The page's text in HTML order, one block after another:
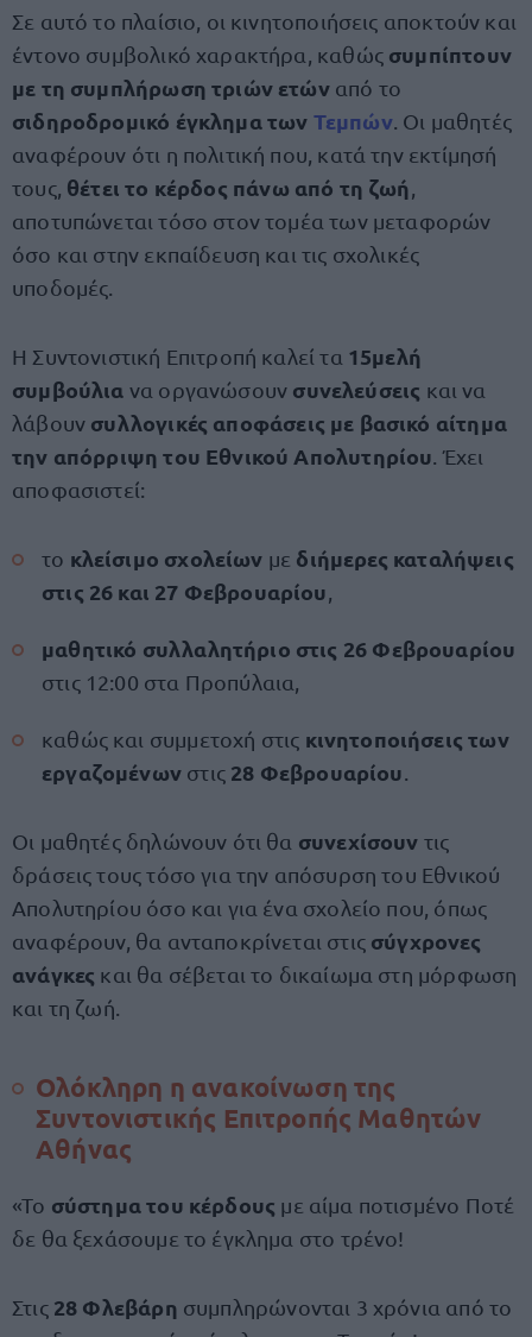
Σε αυτό το πλαίσιο, οι κινητοποιήσεις αποκτούν και
έντονο συμβολικό χαρακτήρα, καθώς συμπίπτουν
με τη συμπλήρωση τριών ετώναπό το
σιδηροδρομικό έγκλημα των Τεμπών. Οι μαθητές
αναφέρουν ότι η πολιτική που, κατά την εκτίμησή
τους, θέτει το κέρδος πάνω από τη ζωή
αποτυπώνεται τόσο στον τομέα των μεταφορών
όσο και στην εκπαίδευση και τις σχολικές
υποδομές.
Η Συντονιστική Επιτροπή καλεί τα 15μελή
συμβούλια να οργανώσουν συνελεύσεις και να
λάβουν συλλογικές αποφάσεις με βασικό αίτημα
την απόρριψη του Εθνικού Απολυτηρίου . Έχει
αποφασιστεί:
το κλείσιμο σχολείων με διήμερες καταλήψεις
στις 26 και 27 Φεβρουαρίου
μαθητικό συλλαλητήριο στις 26 Φεβρουαρίου
στις 12:00 στα Προπύλαια,
καθώς και συμμετοχή στις κινητοποιήσεις των
εργαζομένωνστις 28 Φεβρουαρίου
Οι μαθητές δηλώνουν ότι θα συνεχίσουν τις
δράσεις τους τόσο για την απόσυρση του Εθνικού
Απολυτηρίου όσο και για ένα σχολείο που, όπως
αναφέρουν, θα ανταποκρίνεται στις σύγχρονες
ανάγκες και θα σέβεται το δικαίωμα στη μόρφωση
και τη ζωή.
Ολόκληρη η ανακοίνωση της
Συντονιστικής Επιτροπής Μαθητών
Αθήνας
«Το σύστημα του κέρδους με αίμα ποτισμένο Ποτέ
δε θα ξεχάσουμε το έγκλημα στο τρένο!
Στις 28 Φλεβάρη συμπληρώνονται 3 χρόνια από το